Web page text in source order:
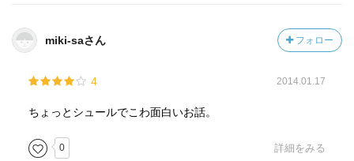
miki-saさん フォロー
4 2014.01.17
ちょっとシュールでこわ面白いお話。
0 詳細をみる